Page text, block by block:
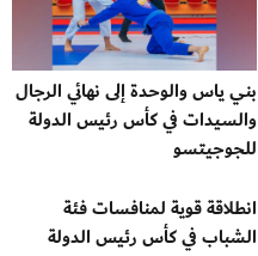
بني ياس والوحدة إلى نهائي الرجال
والسيدات في كأس رئيس الدولة
للجوجيتسو
انطلاقة قوية لمنافسات فئة
الشباب في كأس رئيس الدولة